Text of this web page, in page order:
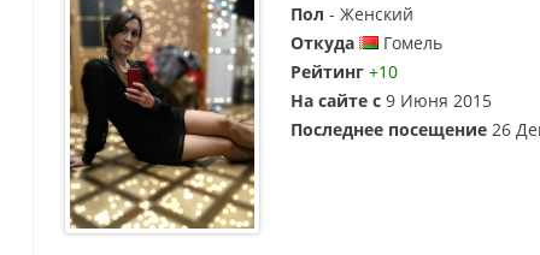
Пол - Женский
Откуда
Гомель
Рейтинг +10
На сайте с 9 Июня 2015
Последнее посещение 26